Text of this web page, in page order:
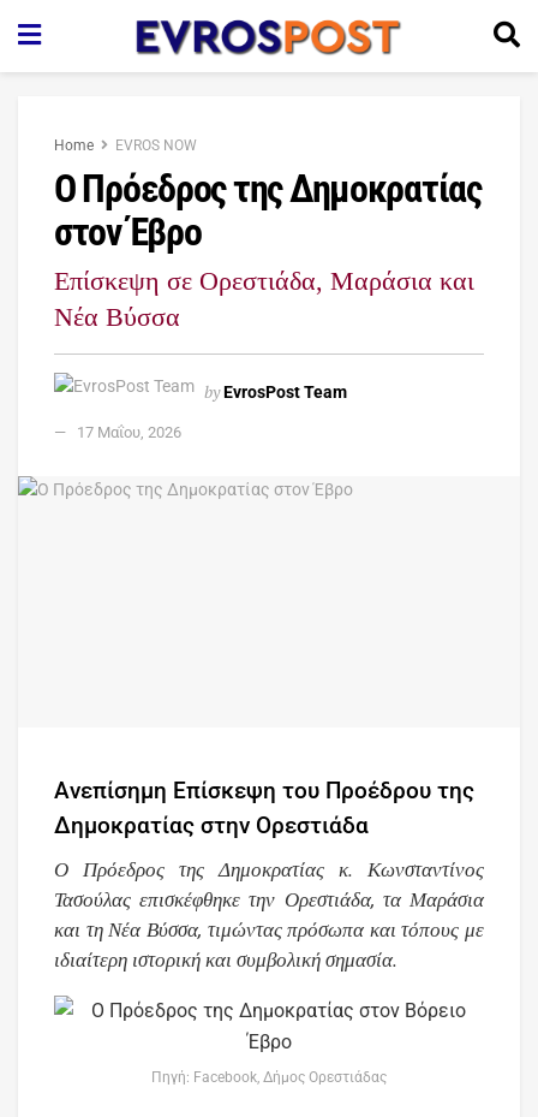
Home EVROS NOW
Ο Πρόεδρος της Δημοκρατίας
στον Έβρο
Επίσκεψη σε Ορεστιάδα, Μαράσια και
Νέα Βύσσα
byEvrosPost Team
17 Μαΐου, 2026
Ανεπίσημη Επίσκεψη του Προέδρου της
Δημοκρατίας στην Ορεστιάδα
Ο Πρόεδρος της Δημοκρατίας κ. Κωνσταντίνος
Τασούλας επισκέφθηκε την Ορεστιάδα, τα Μαράσια
και τη Νέα Βύσσα, τιμώντας πρόσωπα και τόπους με
ιδιαίτερη ιστορική και συμβολική σημασία.
Πηγή: Facebook, Δήμος Ορεστιάδας